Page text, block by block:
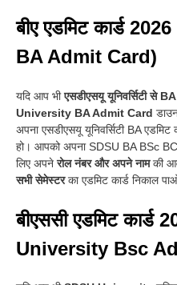
बीए एडमिट कार्ड
BA Admit Card)
यदि आप भीएसडीएसयू यूनिवर्सिटी से BA
University BA Admit Card
अपना एसडीएसयू यूनिवर्सिटी BA
हो। आपको अपना SDSU BA BSc
लिए अपनेरोल नंबर और अपने नामकी
सभी सेमेस्टरका एडमिट कार्ड निकाल
बीएससी एडमिट कार्ड
University Bsc